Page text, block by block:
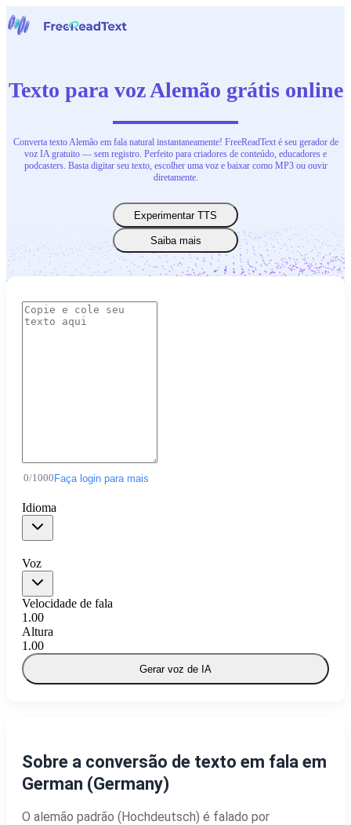
Ferramentas
Contate-Nos
Texto para voz Alemão grátis online
Converta texto Alemão em fala natural instantaneamente! FreeReadText é seu gerador de
voz IA gratuito — sem registro. Perfeito para criadores de conteúdo, educadores e
podcasters. Basta digitar seu texto, escolher uma voz e baixar como MP3 ou ouvir
diretamente.
Experimentar TTS
Saiba mais
0/1000 Faça login para mais
Idioma
Voz
Velocidade de fala
1.00
Altura
1.00
Gerar voz de IA
Sobre a conversão de texto em fala em
German (Germany)
O alemão padrão (Hochdeutsch) é falado por